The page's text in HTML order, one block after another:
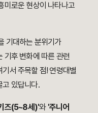
미로운 현상이 나타나고
기대하는 분위기가
기후 변화에 따른 관련
서 주목할 점! 연령대별
고 있답니다.
즈(5~8세)'와 '주니어